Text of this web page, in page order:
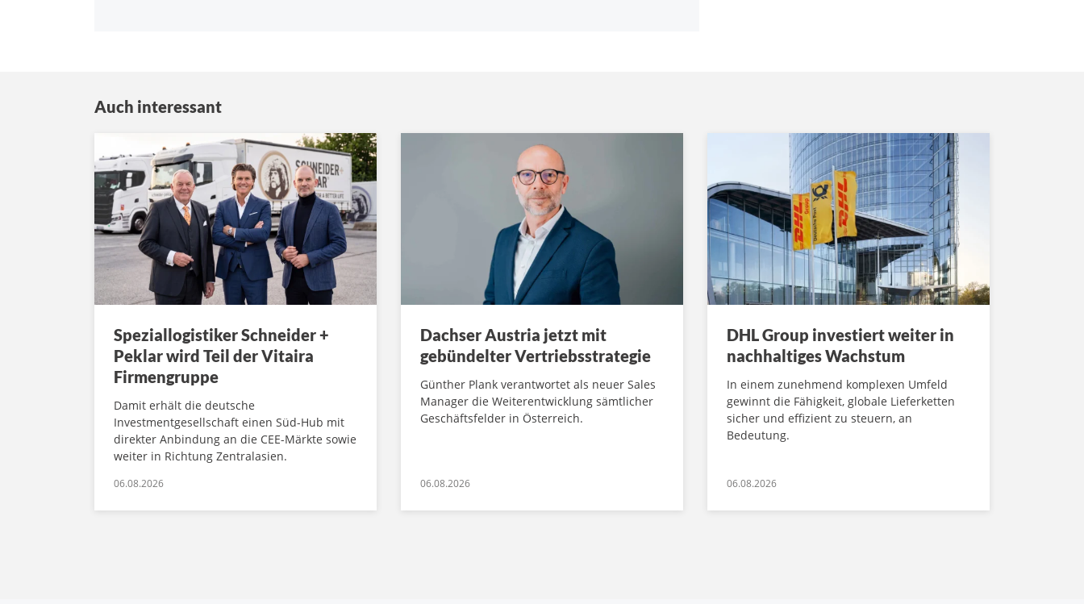
Auch interessant
Speziallogistiker Schneider +
Peklar wird Teil der Vitaira
Firmengruppe
Damit erhält die deutsche
Investmentgesellschaft einen Süd-Hub mit
direkter Anbindung an die CEE-Märkte sowie
weiter in Richtung Zentralasien.
06.08.2026
Dachser Austria jetzt mit
gebündelter Vertriebsstrategie
Günther Plank verantwortet als neuer Sales
Manager die Weiterentwicklung sämtlicher
Geschäftsfelder in Österreich.
06.08.2026
DHL Group investiert weiter in
nachhaltiges Wachstum
In einem zunehmend komplexen Umfeld
gewinnt die Fähigkeit, globale Lieferketten
sicher und effizient zu steuern, an
Bedeutung.
06.08.2026